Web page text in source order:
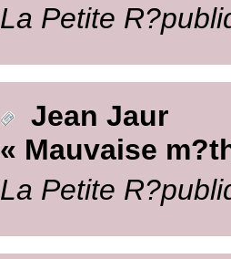
La Petite
Jean Jaur
« Mauvaise
La Petite